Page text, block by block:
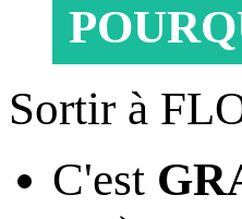
Sortir à
C'est